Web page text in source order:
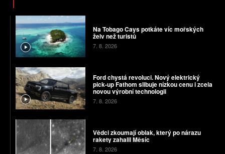
Na Tobago Cays potkáte víc mořských
želv než turistů
7. 8. 2026
Ford chystá revoluci. Nový elektrický
pick-up Fathom slibuje nízkou cenu i zcela
novou výrobní technologii
7. 8. 2026
Vědci zkoumají oblak, který po nárazu
rakety zahalil Měsíc
7. 8. 2026